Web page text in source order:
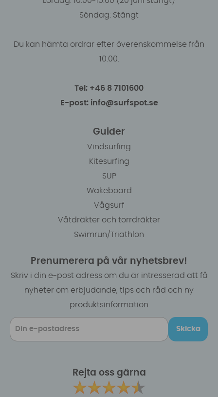
Söndag: Stängt
Du kan hämta ordrar efter överenskommelse från
10.00.
Tel: +46 8 7101600
E-post: info@surfspot.se
Guider
Vindsurfing
Kitesurfing
SUP
Wakeboard
Vågsurf
Våtdräkter och torrdräkter
Swimrun/Triathlon
Prenumerera på vår nyhetsbrev!
Skriv i din e-post adress om du är intresserad att få
nyheter om erbjudande, tips och råd och ny
produktsinformation
Skicka
Rejta oss gärna